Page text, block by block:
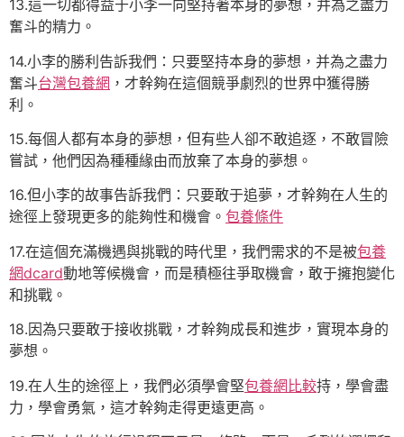
13.這一切都得益于小李一向堅持著本身的夢想，并為之盡力
奮斗的精力。
14.小李的勝利告訴我們：只要堅持本身的夢想，并為之盡力
奮斗台灣包養網 ，才幹夠在這個競爭劇烈的世界中獲得勝
利。
15.每個人都有本身的夢想，但有些人卻不敢追逐，不敢冒險
嘗試，他們因為種種緣由而放棄了本身的夢想。
16.但小李的故事告訴我們：只要敢于追夢，才幹夠在人生的
途徑上發現更多的能夠性和機會。 包養條件
17.在這個充滿機遇與挑戰的時代里，我們需求的不是被包養
網dcard動地等候機會，而是積極往爭取機會，敢于擁抱變化
和挑戰。
18.因為只要敢于接收挑戰，才幹夠成長和進步，實現本身的
夢想。
19.在人生的途徑上，我們必須學會堅包養網比較持，學會盡
力，學會勇氣，這才幹夠走得更遠更高。